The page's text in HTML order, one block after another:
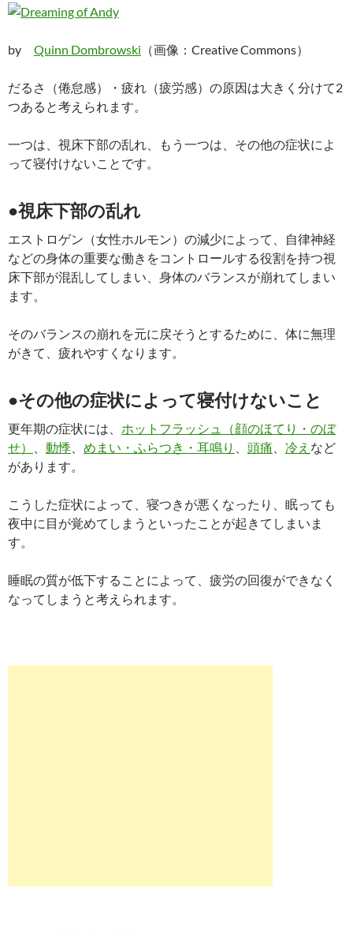
by Quinn Dombrowski （画像：Creative Commons）
だるさ（倦怠感）・疲れ（疲労感）の原因は大きく分けて2
つあると考えられます。
一つは、視床下部の乱れ、もう一つは、その他の症状によ
って寝付けないことです。
●視床下部の乱れ
エストロゲン（女性ホルモン）の減少によって、自律神経
などの身体の重要な働きをコントロールする役割を持つ視
床下部が混乱してしまい、身体のバランスが崩れてしまい
ます。
そのバランスの崩れを元に戻そうとするために、体に無理
がきて、疲れやすくなります。
●その他の症状によって寝付けないこと
更年期の症状には、 ホットフラッシュ（顔のほてり・のぼ
せ）
動悸 めまい・ふらつき・耳鳴り 頭痛 冷え など
があります。
こうした症状によって、寝つきが悪くなったり、眠っても
夜中に目が覚めてしまうといったことが起きてしまいま
す。
睡眠の質が低下することによって、疲労の回復ができなく
なってしまうと考えられます。